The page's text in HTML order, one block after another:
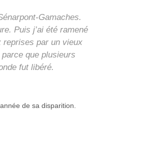
Gamaches.
Puis j’ai été ramené
reprises par un vieux
que plusieurs
fut libéré.
de sa disparition.